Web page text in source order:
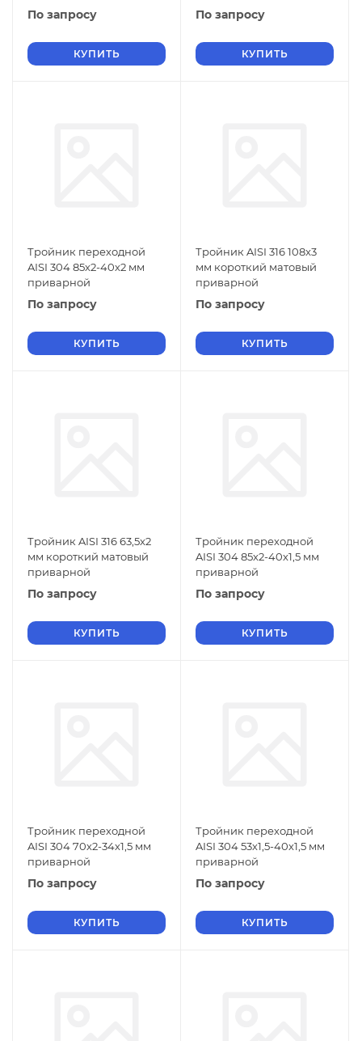
По запросу
КУПИТЬ
По запросу
КУПИТЬ
Тройник переходной
AISI 304 85х2-40х2 мм
приварной
По запросу
КУПИТЬ
Тройник AISI 316 108x3
мм короткий матовый
приварной
По запросу
КУПИТЬ
Тройник AISI 316 63,5x2
мм короткий матовый
приварной
По запросу
КУПИТЬ
Тройник переходной
AISI 304 85х2-40х1,5 мм
приварной
По запросу
КУПИТЬ
Тройник переходной
AISI 304 70х2-34х1,5 мм
приварной
По запросу
КУПИТЬ
Тройник переходной
AISI 304 53х1,5-40х1,5 мм
приварной
По запросу
КУПИТЬ